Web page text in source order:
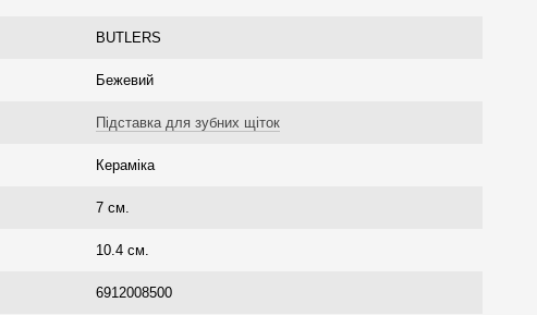
BUTLERS
Бежевий
Підставка для зубних щіток
Кераміка
7 см.
10.4 см.
6912008500